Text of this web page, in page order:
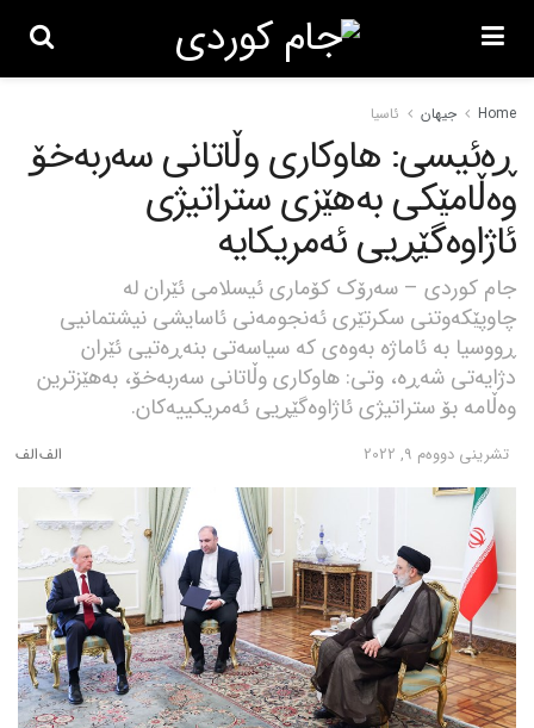
Home جیهان ئاسیا
ڕەئیسی: هاوکاری وڵاتانی سەربەخۆ
وەڵامێکی بەهێزی ستراتیژی
ئاژاوەگێڕیی ئەمریکایە
جام کوردی – سەرۆک کۆماری ئیسلامی ئێران لە
چاوپێکەوتنی سکرتێری ئەنجومەنی ئاسایشی نیشتمانیی
ڕووسیا بە ئاماژە بەوەی کە سیاسەتی بنەڕەتیی ئێران
دژایەتی شەڕە، وتی: هاوکاری وڵاتانی سەربەخۆ، بەهێزترین
وەڵامە بۆ ستراتیژی ئاژاوەگێڕیی ئەمریکییەکان.
تشرینی دووه‌م 9, 2022